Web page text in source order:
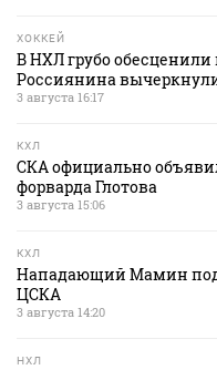
ХОККЕЙ
В НХЛ грубо
Россиянина
3 августа 16:17
КХЛ
СКА официально
форварда Глотова
3 августа 15:06
КХЛ
Нападающий Мамин
ЦСКА
3 августа 14:20
НХЛ